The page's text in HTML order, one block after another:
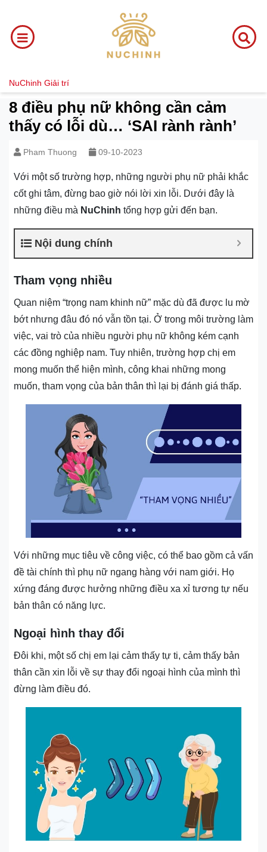
NuChinh Giải trí
8 điều phụ nữ không cần cảm
thấy có lỗi dù… ‘SAI rành rành’
Pham Thuong 09-10-2023
Với một số trường hợp, những người phụ nữ phải khắc
cốt ghi tâm, đừng bao giờ nói lời xin lỗi. Dưới đây là
những điều mà NuChinh tổng hợp gửi đến bạn.
Nội dung chính
Tham vọng nhiều
Quan niệm “trọng nam khinh nữ” mặc dù đã được lu mờ
bớt nhưng đâu đó nó vẫn tồn tại. Ở trong môi trường làm
việc, vai trò của nhiều người phụ nữ không kém cạnh
các đồng nghiệp nam. Tuy nhiên, trường hợp chị em
mong muốn thể hiện mình, công khai những mong
muốn, tham vọng của bản thân thì lại bị đánh giá thấp.
Với những mục tiêu về công việc, có thể bao gồm cả vấn
đề tài chính thì phụ nữ ngang hàng với nam giới. Họ
xứng đáng được hưởng những điều xa xỉ tương tự nếu
bản thân có năng lực.
Ngoại hình thay đổi
Đôi khi, một số chị em lại cảm thấy tự ti, cảm thấy bản
thân cần xin lỗi về sự thay đổi ngoại hình của mình thì
đừng làm điều đó.